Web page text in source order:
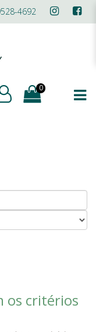
4692
0
os critérios